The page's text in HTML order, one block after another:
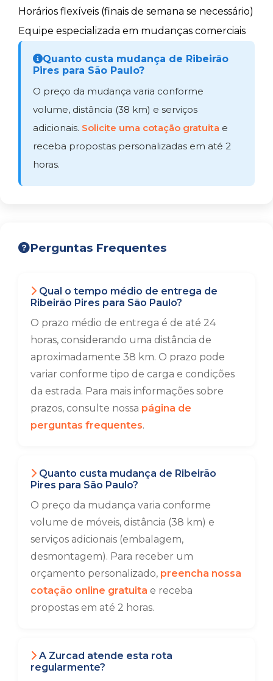
Horários flexíveis (finais de semana se necessário)
Equipe especializada em mudanças comerciais
Quanto custa mudança de Ribeirão
Pires para São Paulo?
O preço da mudança varia conforme
volume, distância (38 km) e serviços
adicionais. Solicite uma cotação gratuita e
receba propostas personalizadas em até 2
horas.
Perguntas Frequentes
Qual o tempo médio de entrega de
Ribeirão Pires para São Paulo?
O prazo médio de entrega é de até 24
horas, considerando uma distância de
aproximadamente 38 km. O prazo pode
variar conforme tipo de carga e condições
da estrada. Para mais informações sobre
prazos, consulte nossa página de
perguntas frequentes.
Quanto custa mudança de Ribeirão
Pires para São Paulo?
O preço da mudança varia conforme
volume de móveis, distância (38 km) e
serviços adicionais (embalagem,
desmontagem). Para receber um
orçamento personalizado, preencha nossa
cotação online gratuita e receba
propostas em até 2 horas.
A Zurcad atende esta rota
regularmente?